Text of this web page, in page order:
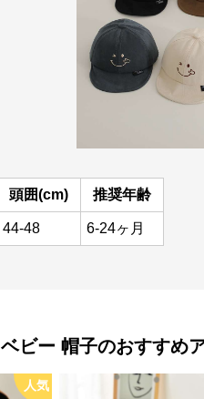
頭囲(cm) 推奨年齢
44-48 6-24ヶ月
ベビー 帽子のおすすめ
人気